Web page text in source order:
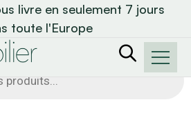
livre en seulement 7 jours
toute l'Europe